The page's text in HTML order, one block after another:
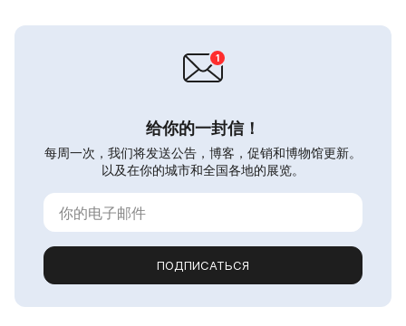
给你的一封信！
每周一次，我们将发送公告，博客，促销和博物馆更新。
以及在你的城市和全国各地的展览。
ПОДПИСАТЬСЯ